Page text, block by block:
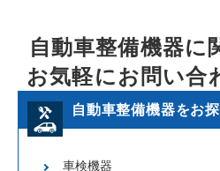
自動車整備機器に
お気軽にお問い合
自動車整備機器をお
車検機器